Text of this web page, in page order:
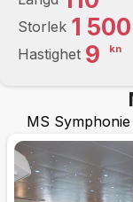
Storlek 1 500
Hastighet 9 kn
MS